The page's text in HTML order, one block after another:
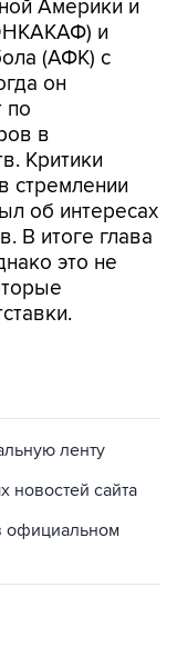
Америки и
и
(АФК) с
он
по
в
Критики
стремлении
об интересах
В итоге глава
это не
ленту
новостей сайта
официальном